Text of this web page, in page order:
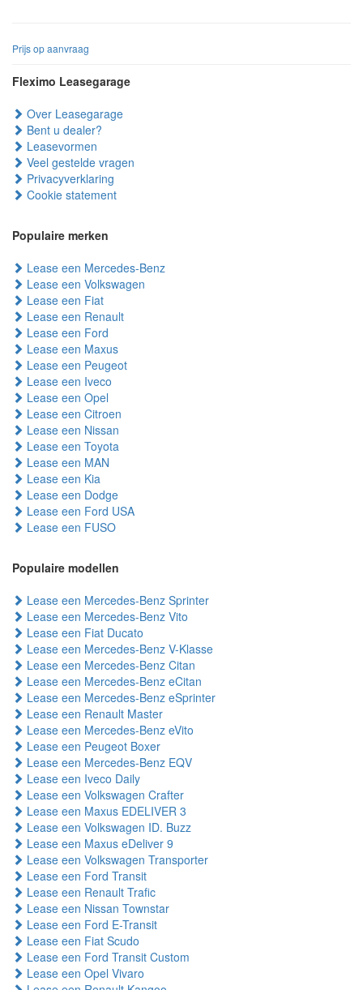
Prijs op aanvraag
Fleximo Leasegarage
Over Leasegarage
Bent u dealer?
Leasevormen
Veel gestelde vragen
Privacyverklaring
Cookie statement
Populaire merken
Lease een Mercedes-Benz
Lease een Volkswagen
Lease een Fiat
Lease een Renault
Lease een Ford
Lease een Maxus
Lease een Peugeot
Lease een Iveco
Lease een Opel
Lease een Citroen
Lease een Nissan
Lease een Toyota
Lease een MAN
Lease een Kia
Lease een Dodge
Lease een Ford USA
Lease een FUSO
Populaire modellen
Lease een Mercedes-Benz Sprinter
Lease een Mercedes-Benz Vito
Lease een Fiat Ducato
Lease een Mercedes-Benz V-Klasse
Lease een Mercedes-Benz Citan
Lease een Mercedes-Benz eCitan
Lease een Mercedes-Benz eSprinter
Lease een Renault Master
Lease een Mercedes-Benz eVito
Lease een Peugeot Boxer
Lease een Mercedes-Benz EQV
Lease een Iveco Daily
Lease een Volkswagen Crafter
Lease een Maxus EDELIVER 3
Lease een Volkswagen ID. Buzz
Lease een Maxus eDeliver 9
Lease een Volkswagen Transporter
Lease een Ford Transit
Lease een Renault Trafic
Lease een Nissan Townstar
Lease een Ford E-Transit
Lease een Fiat Scudo
Lease een Ford Transit Custom
Lease een Opel Vivaro